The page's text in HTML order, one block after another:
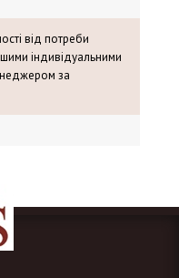
від потреби
індивідуальними
за